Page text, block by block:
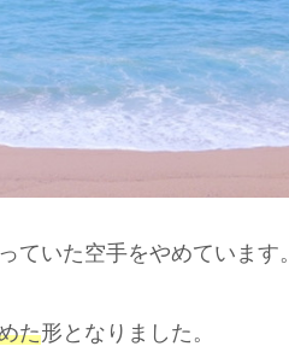
ていた空手をやめています。
た形となりました。